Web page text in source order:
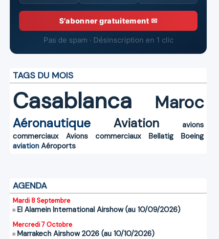
S'abonner gratuitement ✉
Pas de spam · Désinscription en 1 clic
TAGS DU MOIS
Casablanca Maroc
Aéronautique Aviation
avions
commerciaux
Avions commerciaux Bellatig
Boeing
aviation Aéroports
AGENDA
Mardi 8 Septembre
El Alamein International Airshow (au 10/09/2026)
Mercredi 7 Octobre
Marrakech Airshow 2026 (au 10/10/2026)